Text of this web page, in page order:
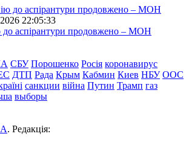
22:05:33
до аспірантури продовжено – МОН
СБУ Порошенко Росія коронавирус
ДТП Рада Крым Кабмин Киев НБУ ООС
санкции війна Путин Трамп газ
выборы
. Редакція: